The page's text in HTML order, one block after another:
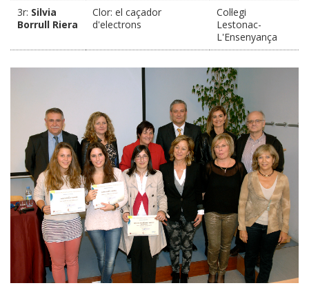
3r: Silvia
Borrull Riera
Clor: el caçador
d'electrons
Col·legi
Lestonac-
L'Ensenyança